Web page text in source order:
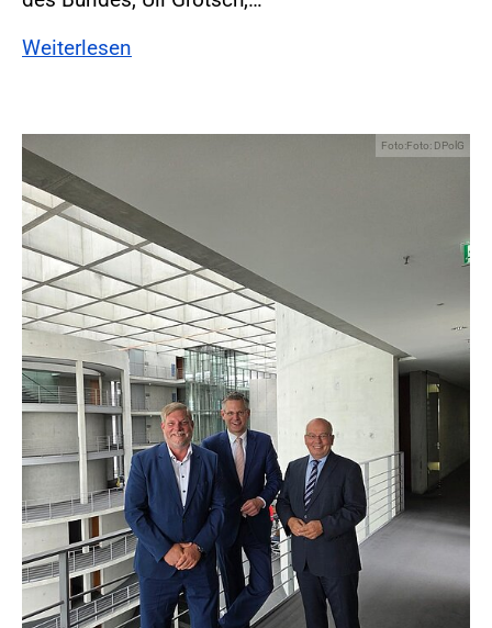
Weiterlesen
Foto:Foto: DPolG